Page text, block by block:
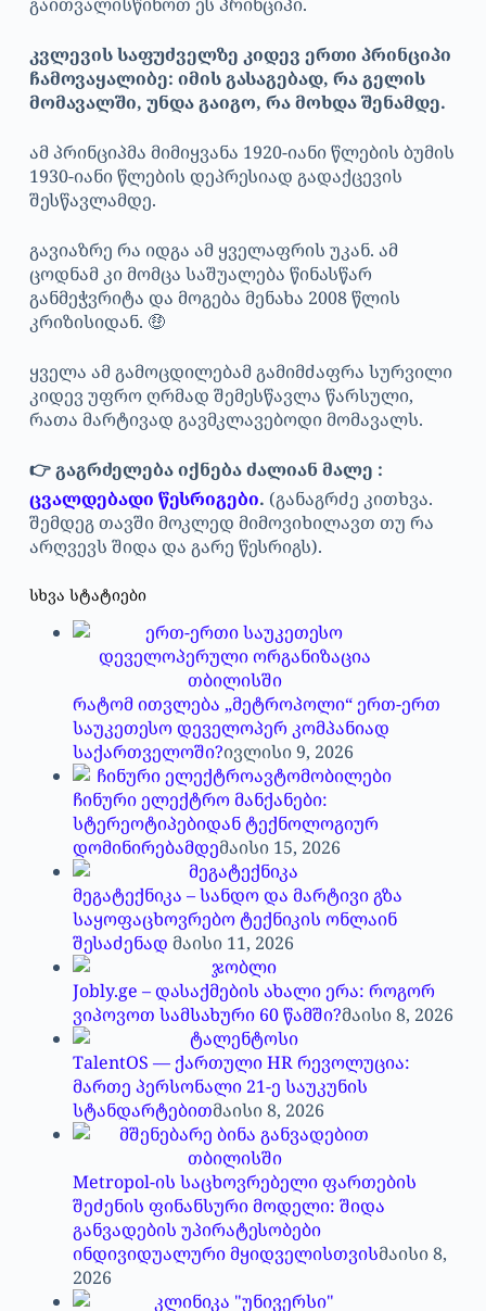
კვლევის საფუძველზე კიდევ ერთი პრინციპი
ჩამოვაყალიბე: იმის გასაგებად, რა გელის
მომავალში, უნდა გაიგო, რა მოხდა შენამდე.
ამ პრინციპმა მიმიყვანა 1920-იანი წლების ბუმის
1930-იანი წლების დეპრესიად გადაქცევის
შესწავლამდე.
გავიაზრე რა იდგა ამ ყველაფრის უკან. ამ
ცოდნამ კი მომცა საშუალება წინასწარ
განმეჭვრიტა და მოგება მენახა 2008 წლის
კრიზისიდან. 🤑
ყველა ამ გამოცდილებამ გამიმძაფრა სურვილი
კიდევ უფრო ღრმად შემესწავლა წარსული,
რათა მარტივად გავმკლავებოდი მომავალს.
👉 გაგრძელება იქნება ძალიან მალე :
ცვალდებადი წესრიგები. (განაგრძე კითხვა.
შემდეგ თავში მოკლედ მიმოვიხილავთ თუ რა
არღვევს შიდა და გარე წესრიგს).
სხვა სტატიები
რატომ ითვლება „მეტროპოლი“ ერთ-ერთ
საუკეთესო დეველოპერ კომპანიად
საქართველოში?ივლისი 9, 2026
ჩინური ელექტრო მანქანები:
სტერეოტიპებიდან ტექნოლოგიურ
დომინირებამდემაისი 15, 2026
მეგატექნიკა – სანდო და მარტივი გზა
საყოფაცხოვრებო ტექნიკის ონლაინ
შესაძენად მაისი 11, 2026
Jobly.ge – დასაქმების ახალი ერა: როგორ
ვიპოვოთ სამსახური 60 წამში?მაისი 8, 2026
TalentOS — ქართული HR რევოლუცია:
მართე პერსონალი 21-ე საუკუნის
სტანდარტებითმაისი 8, 2026
Metropol-ის საცხოვრებელი ფართების
შეძენის ფინანსური მოდელი: შიდა
განვადების უპირატესობები
ინდივიდუალური მყიდველისთვისმაისი 8,
2026